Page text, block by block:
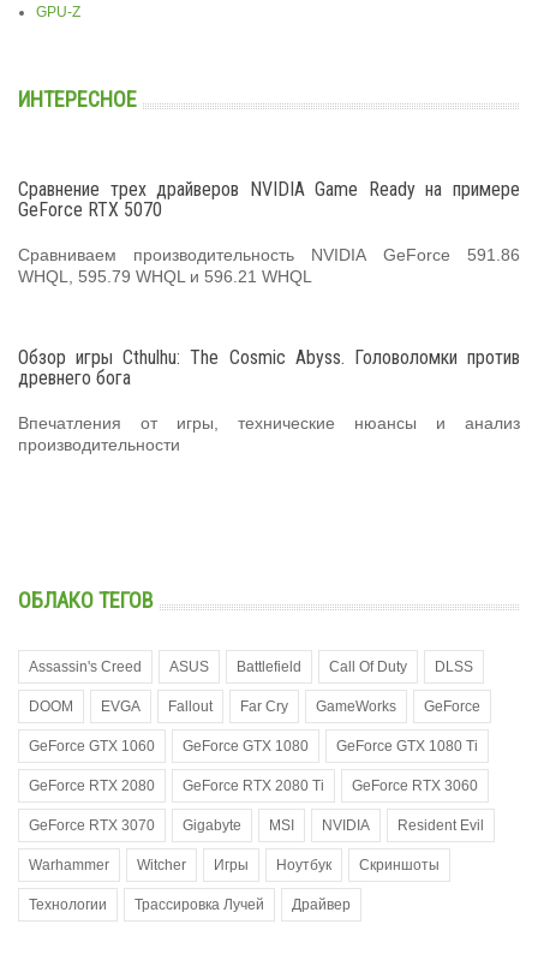
GPU-Z
ИНТЕРЕСНОЕ
Сравнение трех драйверов NVIDIA Game Ready на примере
GeForce RTX 5070
Сравниваем производительность NVIDIA GeForce 591.86
WHQL, 595.79 WHQL и 596.21 WHQL
Обзор игры Cthulhu: The Cosmic Abyss. Головоломки против
древнего бога
Впечатления от игры, технические нюансы и анализ
производительности
ОБЛАКО ТЕГОВ
Assassin's Creed ASUS Battlefield Call Of Duty DLSS
DOOM EVGA Fallout Far Cry GameWorks GeForce
GeForce GTX 1060 GeForce GTX 1080 GeForce GTX 1080 Ti
GeForce RTX 2080 GeForce RTX 2080 Ti GeForce RTX 3060
GeForce RTX 3070 Gigabyte MSI NVIDIA Resident Evil
Warhammer Witcher Игры Ноутбук Скриншоты
Технологии Трассировка Лучей Драйвер